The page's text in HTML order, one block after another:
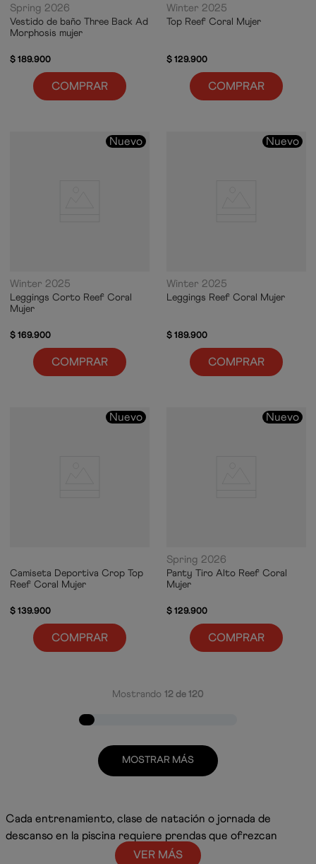
Spring 2026
Vestido de baño Three Back Ad
Morphosis mujer
$189.900
COMPRAR
Winter 2025
Top Reef Coral Mujer
$129.900
COMPRAR
Nuevo
Winter 2025
Leggings Corto Reef Coral
Mujer
$169.900
COMPRAR
Nuevo
Winter 2025
Leggings Reef Coral Mujer
$189.900
COMPRAR
Nuevo
Camiseta Deportiva Crop Top
Reef Coral Mujer
$139.900
COMPRAR
Nuevo
Spring 2026
Panty Tiro Alto Reef Coral
Mujer
$129.900
COMPRAR
Mostrando 12 de 120
MOSTRAR MÁS
Cada entrenamiento, clase de natación o jornada de
descanso en la piscina requiere prendas que ofrezcan
comodidad, libertad de movimiento y un desempeño
VER MÁS